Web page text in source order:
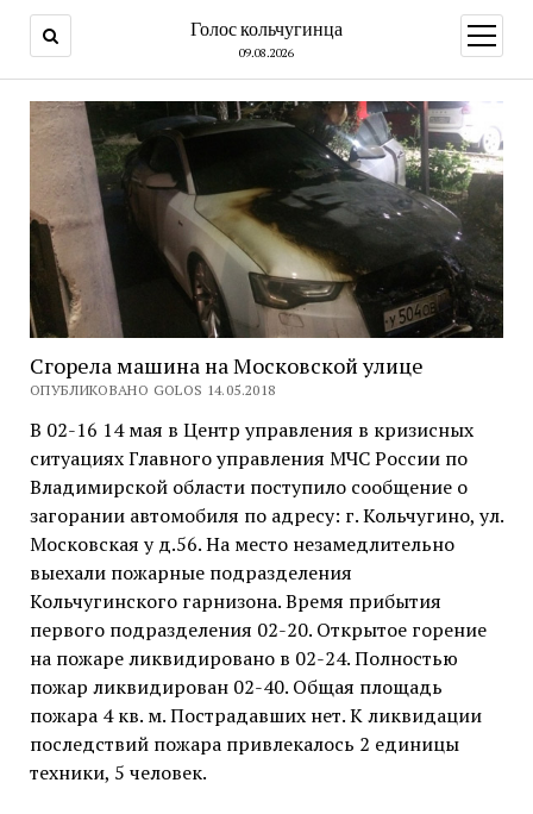
Голос кольчугинца
09.08.2026
меню
Сгорела машина на Московской улице
ОПУБЛИКОВАНО GOLOS 14.05.2018
В 02-16 14 мая в Центр управления в кризисных
ситуациях Главного управления МЧС России по
Владимирской области поступило сообщение о
загорании автомобиля по адресу: г. Кольчугино, ул.
Московская у д.56. На место незамедлительно
выехали пожарные подразделения
Кольчугинского гарнизона. Время прибытия
первого подразделения 02-20. Открытое горение
на пожаре ликвидировано в 02-24. Полностью
пожар ликвидирован 02-40. Общая площадь
пожара 4 кв. м. Пострадавших нет. К ликвидации
последствий пожара привлекалось 2 единицы
техники, 5 человек.